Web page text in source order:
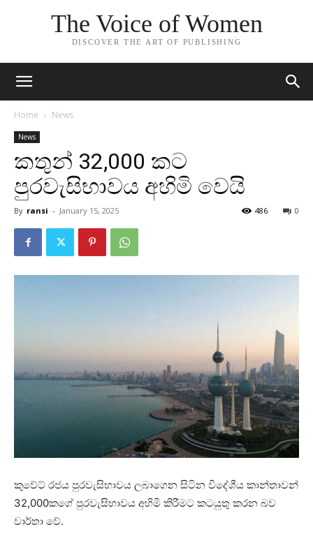
The Voice of Women
DISCOVER THE ART OF PUBLISHING
Home News
News
කතුන් 32,000 කට
පුරවැසිභාවය අහිමි වෙයි
By ransi - January 15, 2025 0
486
කුවේට් රජය පුරවැසිභාවය ලබාගෙන සිටින විදේශීය කාන්තාවන්
32,000කගේ පුරවැසිභාවය අහිමි කිරීමට කටයුතු කරන බව
වාර්තා වේ.